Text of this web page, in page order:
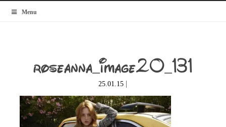
Menu
MyBlogMode
roseanna_image20_131
25.01.15 |